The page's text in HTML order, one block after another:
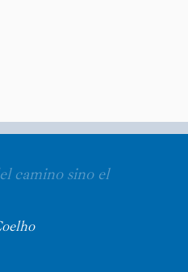
camino sino el